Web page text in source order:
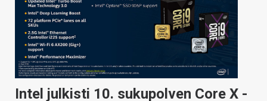
KAUPPA
VAIHDA TEEMA
Intel julkisti 10. sukupolven Core X -